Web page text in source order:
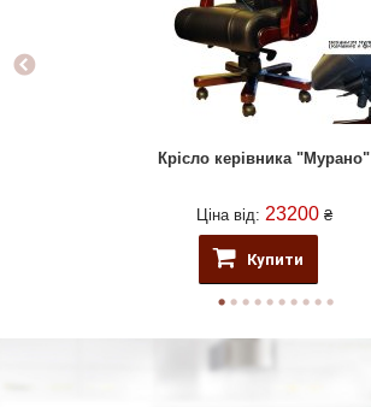
Крісло керівника "Мурано"
Ціна від: 23200 ₴
Купити